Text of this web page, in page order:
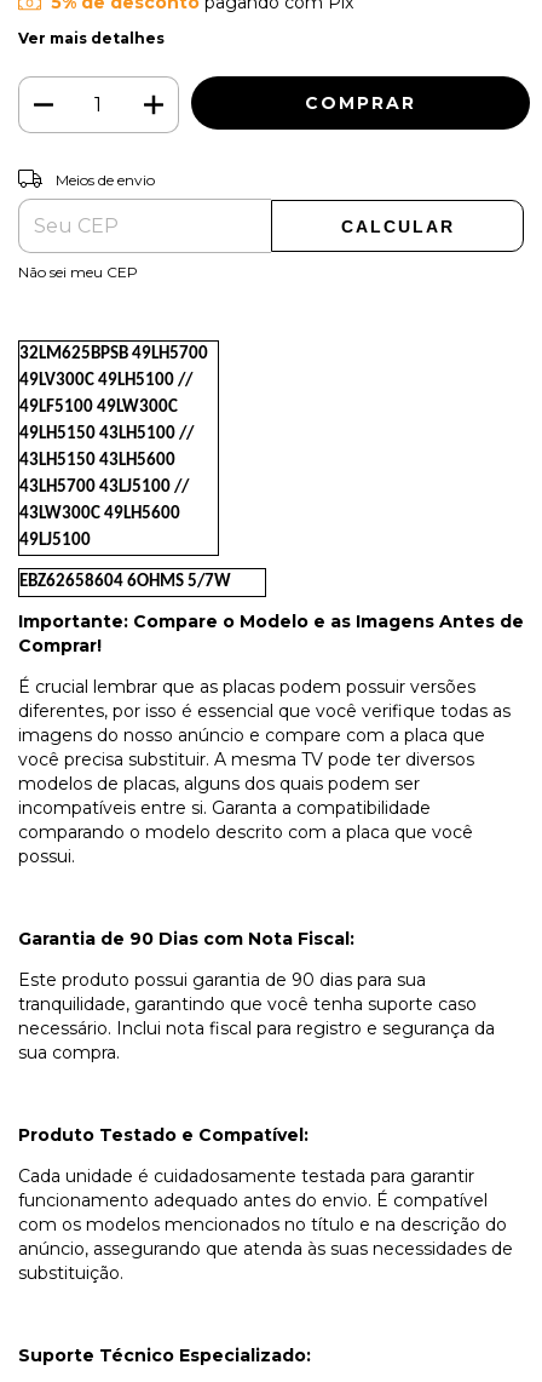
Ver mais detalhes
Entregas para o CEP:
Meios de envio
CALCULAR
Não sei meu CEP
32LM625BPSB 49LH5700
49LV300C 49LH5100 //
49LF5100 49LW300C
49LH5150 43LH5100 //
43LH5150 43LH5600
43LH5700 43LJ5100 //
43LW300C 49LH5600
49LJ5100
EBZ62658604 6OHMS 5/7W
Importante: Compare o Modelo e as Imagens Antes de
Comprar!
É crucial lembrar que as placas podem possuir versões
diferentes, por isso é essencial que você verifique todas as
imagens do nosso anúncio e compare com a placa que
você precisa substituir. A mesma TV pode ter diversos
modelos de placas, alguns dos quais podem ser
incompatíveis entre si. Garanta a compatibilidade
comparando o modelo descrito com a placa que você
possui.
Garantia de 90 Dias com Nota Fiscal:
Este produto possui garantia de 90 dias para sua
tranquilidade, garantindo que você tenha suporte caso
necessário. Inclui nota fiscal para registro e segurança da
sua compra.
Produto Testado e Compatível:
Cada unidade é cuidadosamente testada para garantir
funcionamento adequado antes do envio. É compatível
com os modelos mencionados no título e na descrição do
anúncio, assegurando que atenda às suas necessidades de
substituição.
Suporte Técnico Especializado: